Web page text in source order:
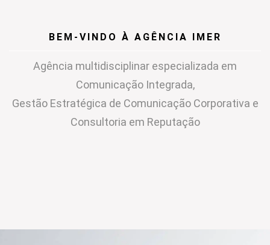
BEM-VINDO À AGÊNCIA IMER
Agência multidisciplinar especializada em
Comunicação Integrada,
Gestão Estratégica de Comunicação Corporativa e
Consultoria em Reputação